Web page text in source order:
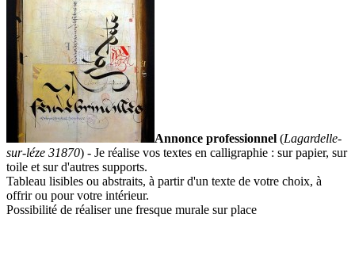
Annonce professionnel (Lagardelle-
sur-léze 31870) - Je réalise vos textes en calligraphie : sur papier, sur
toile et sur d'autres supports.
Tableau lisibles ou abstraits, à partir d'un texte de votre choix, à
offrir ou pour votre intérieur.
Possibilité de réaliser une fresque murale sur place